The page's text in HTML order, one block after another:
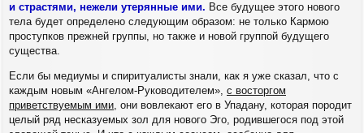
и страстями, нежели утерянные ими. Все будущее этого нового
тела будет определено следующим образом: не только Кармою
проступков прежней группы, но также и новой группой будущего
существа.
Если бы медиумы и спиритуалисты знали, как я уже сказал, что с
каждым новым «Ангелом-Руководителем», с восторгом
приветствуемым ими, они вовлекают его в Упадану, которая породит
целый ряд несказуемых зол для нового Эго, родившегося под этой